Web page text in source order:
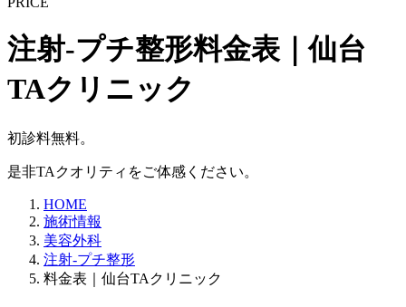
注射-プチ整形料金表｜仙台
TAクリニック
初診料無料。
是非TAクオリティをご体感ください。
HOME
施術情報
美容外科
注射-プチ整形
料金表｜仙台TAクリニック